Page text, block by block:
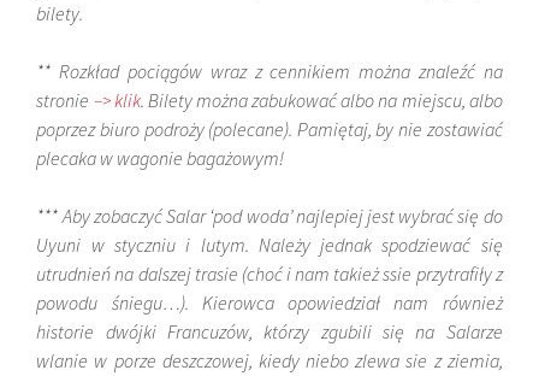
bilety.
** Rozkład pociągów wraz z cennikiem można znaleźć na
stronie –> klik. Bilety można zabukować albo na miejscu, albo
poprzez biuro podroży (polecane). Pamiętaj, by nie zostawiać
plecaka w wagonie bagażowym!
*** Aby zobaczyć Salar ‘pod woda’ najlepiej jest wybrać się do
Uyuni w styczniu i lutym. Należy jednak spodziewać się
utrudnień na dalszej trasie (choć i nam takież ssie przytrafiły z
powodu śniegu…). Kierowca opowiedział nam również
historie dwójki Francuzów, którzy zgubili się na Salarze
wlanie w porze deszczowej, kiedy niebo zlewa sie z ziemia,